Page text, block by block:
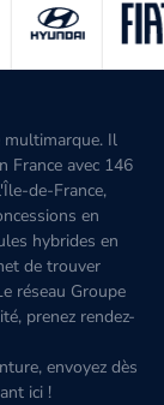
multimarque. Il
France avec 146
de-France,
en
hybrides en
de trouver
réseau Groupe
prenez rendez-
envoyez dès
ici !